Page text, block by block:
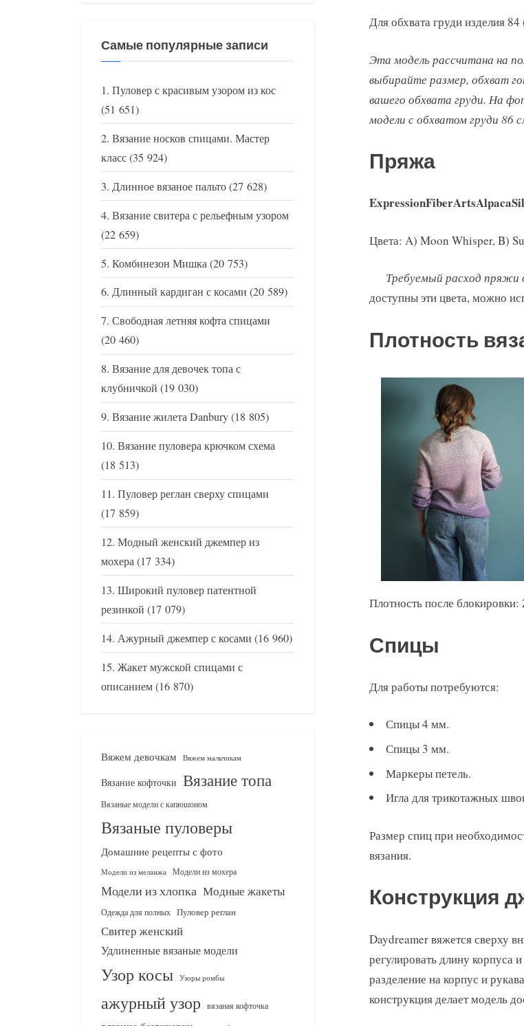
Для обхвата груди изделия
Эта модель рассчитана на
выбирайте размер, обхват
вашего обхвата груди. На
модели с обхватом груди 86
Пряжа
Цвета: A) Moon Whisper, B)
Требуемый расход пряжи
доступны эти цвета, можно
Плотность
Плотность после блокировки:
Спицы
Для работы потребуются:
Спицы 4 мм.
Спицы 3 мм.
Маркеры петель.
Игла для трикотажных
Размер спиц при
вязания.
Конструкция
Daydreamer вяжется сверху
регулировать длину корпуса
разделение на корпус и
конструкция делает модель
Самые популярные записи
Пуловер с красивым узором из кос
(51 651)
Вязание носков спицами. Мастер
класс(35 924)
Длинное вязаное пальто(27 628)
Вязание свитера с рельефным узором
(22 659)
Комбинезон Мишка(20 753)
Длинный кардиган с косами (20 589)
Свободная летняя кофта спицами
(20 460)
Вязание для девочек топа с
клубничкой (19 030)
Вязание жилета Danbury(18 805)
Вязание пуловера крючком схема
(18 513)
Пуловер реглан сверху спицами
(17 859)
Модный женский джемпер из
мохера(17 334)
Широкий пуловер патентной
резинкой (17 079)
Ажурный джемпер с косами (16 960)
Жакет мужской спицами с
описанием(16 870)
Вяжем девочкам Вяжем мальчикам
Вязание кофточки Вязание топа
Вязаные модели с капюшоном
Вязаные пуловеры
Домашние рецепты с фото
Модели из меланжа Модели из мохера
Модели из хлопка Модные жакеты
Одежда для полных Пуловер реглан
Свитер женский
Удлиненные вязаные модели
Узор косы Узоры ромбы
ажурный узор вязаная кофточка